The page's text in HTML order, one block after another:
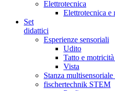
Elettrotecnica
Elettrotecnica e
Set
didattici
Esperienze sensoriali
Udito
Tatto e
Vista
Stanza multisensoriale
fischertechnik STEM